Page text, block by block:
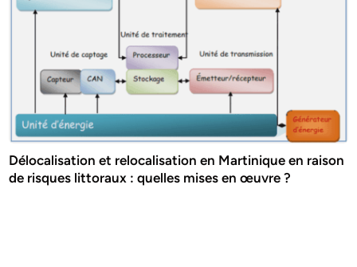
Délocalisation et relocalisation en Martinique en raison
de risques littoraux : quelles mises en œuvre ?